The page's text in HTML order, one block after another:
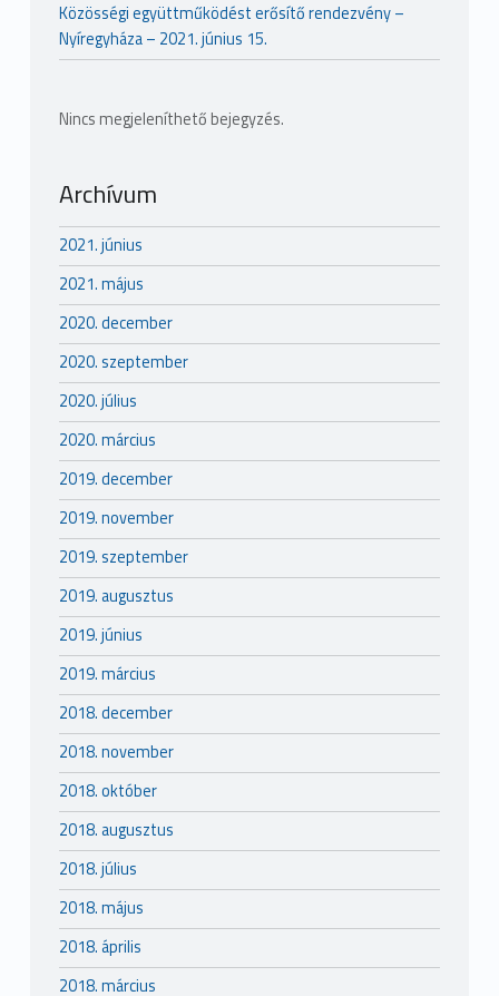
Közösségi együttműködést erősítő rendezvény –
Nyíregyháza – 2021. június 15.
Nincs megjeleníthető bejegyzés.
Archívum
2021. június
2021. május
2020. december
2020. szeptember
2020. július
2020. március
2019. december
2019. november
2019. szeptember
2019. augusztus
2019. június
2019. március
2018. december
2018. november
2018. október
2018. augusztus
2018. július
2018. május
2018. április
2018. március